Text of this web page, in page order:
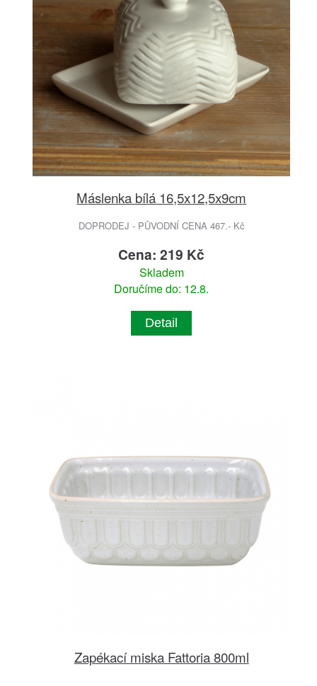
Máslenka bílá 16,5x12,5x9cm
DOPRODEJ - PŮVODNÍ CENA 467.- Kč
Cena: 219 Kč
Skladem
Doručíme do: 12.8.
Detail
Zapékací miska Fattoria 800ml